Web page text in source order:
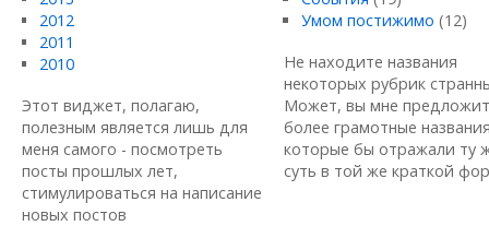
2012
2011
2010
Этот виджет, полагаю,
полезным является лишь для
меня самого - посмотреть
посты прошлых лет,
стимулироваться на написание
новых постов
Умом постижимо (12)
Не находите названия
некоторых рубрик
Может, вы мне
более грамотные
которые бы отражали ту
суть в той же краткой